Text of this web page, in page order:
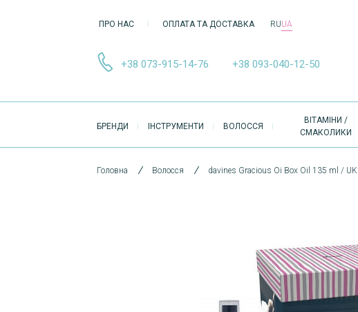
ПРО НАС ОПЛАТА ТА ДОСТАВКА RUUA
+38 073-915-14-76 +38 093-040-12-50
НАВІҐАЦІЯ
БРЕНДИ ІНСТРУМЕНТИ ВОЛОССЯ
ВІТАМІНИ /
СМАКОЛИКИ
Головна Волосся davines Gracious Oi Box Oil 135 ml / UK